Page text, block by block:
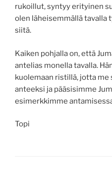
rukoillut, syntyy erityinen
olen läheisemmällä tavalla
siitä.
Kaiken pohjalla on, että
antelias monella tavalla.
kuolemaan ristillä, jotta
anteeksi ja pääsisimme
esimerkkimme
Topi